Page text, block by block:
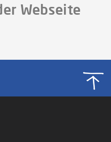
Webseite